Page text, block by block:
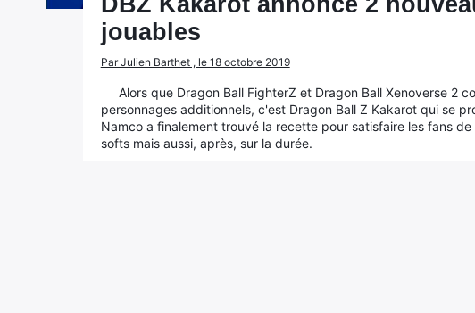
jouables
Par Julien Barthet , le 18 octobre 2019
Alors que Dragon Ball FighterZ et Dragon Ball Xenoverse 2
personnages additionnels, c'est Dragon Ball Z Kakarot qui se
Namco a finalement trouvé la recette pour satisfaire les fans
softs mais aussi, après, sur la durée.